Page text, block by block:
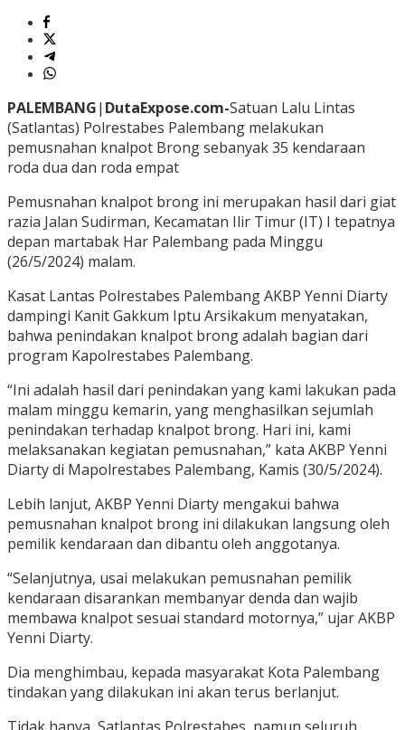
PALEMBANG| DutaExpose.com-Satuan Lalu Lintas
(Satlantas) Polrestabes Palembang melakukan
pemusnahan knalpot Brong sebanyak 35 kendaraan
roda dua dan roda empat
Pemusnahan knalpot brong ini merupakan hasil dari giat
razia Jalan Sudirman, Kecamatan Ilir Timur (IT) I tepatnya
depan martabak Har Palembang pada Minggu
(26/5/2024) malam.
Kasat Lantas Polrestabes Palembang AKBP Yenni Diarty
dampingi Kanit Gakkum Iptu Arsikakum menyatakan,
bahwa penindakan knalpot brong adalah bagian dari
program Kapolrestabes Palembang.
“Ini adalah hasil dari penindakan yang kami lakukan pada
malam minggu kemarin, yang menghasilkan sejumlah
penindakan terhadap knalpot brong. Hari ini, kami
melaksanakan kegiatan pemusnahan,” kata AKBP Yenni
Diarty di Mapolrestabes Palembang, Kamis (30/5/2024).
Lebih lanjut, AKBP Yenni Diarty mengakui bahwa
pemusnahan knalpot brong ini dilakukan langsung oleh
pemilik kendaraan dan dibantu oleh anggotanya.
“Selanjutnya, usai melakukan pemusnahan pemilik
kendaraan disarankan membanyar denda dan wajib
membawa knalpot sesuai standard motornya,” ujar AKBP
Yenni Diarty.
Dia menghimbau, kepada masyarakat Kota Palembang
tindakan yang dilakukan ini akan terus berlanjut.